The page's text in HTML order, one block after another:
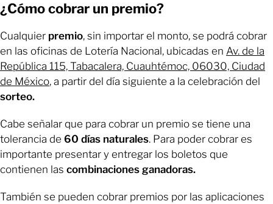
¿Cómo cobrar un premio?
Cualquier premio, sin importar el monto, se podrá cobrar
en las oficinas de Lotería Nacional, ubicadas en Av. de la
República 115, Tabacalera, Cuauhtémoc, 06030, Ciudad
de México, a partir del día siguiente a la celebración del
sorteo.
Cabe señalar que para cobrar un premio se tiene una
tolerancia de 60 días naturales. Para poder cobrar es
importante presentar y entregar los boletos que
contienen las combinaciones ganadoras.
También se pueden cobrar premios por las aplicaciones